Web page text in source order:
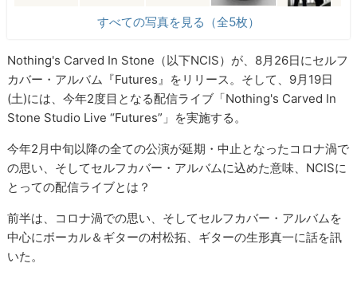
すべての写真を見る（全5枚）
Nothing's Carved In Stone（以下NCIS）が、8月26日にセルフ
カバー・アルバム『Futures』をリリース。そして、9月19日
(土)には、今年2度目となる配信ライブ「Nothing's Carved In
Stone Studio Live “Futures”」を実施する。
今年2月中旬以降の全ての公演が延期・中止となったコロナ渦で
の思い、そしてセルフカバー・アルバムに込めた意味、NCISに
とっての配信ライブとは？
前半は、コロナ渦での思い、そしてセルフカバー・アルバムを
中心にボーカル＆ギターの村松拓、ギターの生形真一に話を訊
いた。